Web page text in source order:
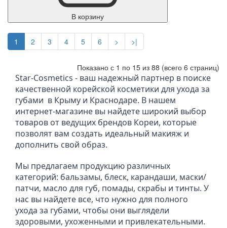
В корзину
1 2 3 4 5 6 > >|
Показано с 1 по 15 из 88 (всего 6 страниц)
Star-Cosmetics - ваш надежный партнер в поиске
качественной корейской косметики для ухода за
губами  в Крыму и Краснодаре. В нашем
интернет-магазине вы найдете широкий выбор
товаров от ведущих брендов Кореи, которые
позволят вам создать идеальный макияж и
дополнить свой образ.
Мы предлагаем продукцию различных
категорий: бальзамы, блеск, карандаши, маски/
патчи, масло для губ, помады, скрабы и тинты. У
нас вы найдете все, что нужно для полного
ухода за губами, чтобы они выглядели
здоровыми, ухоженными и привлекательными.